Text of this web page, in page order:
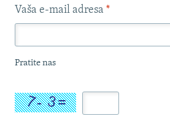
Vaša e-mail adresa *
Pratite nas